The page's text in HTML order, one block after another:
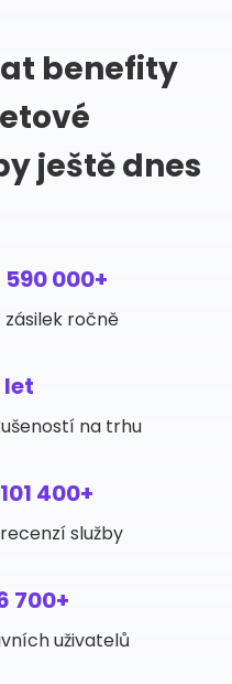
benefity
ještě dnes
590 000+
zásilek ročně
let
na trhu
101 400+
recenzí služby
700+
uživatelů